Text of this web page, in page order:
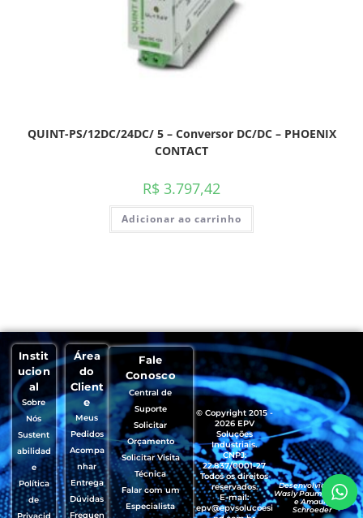
QUINT-PS/12DC/24DC/ 5 – Conversor DC/DC – PHOENIX
CONTACT
R$ 3.797,42
Adicionar ao carrinho
Instit
ucion
al
Sobre
Nós
Sustent
abilidad
e
Política
de
Área
do
Client
e
Meus
Pedidos
Acompa
nhar
Entrega
Dúvidas
Frequen
Fale
Conosco
Central de
Suporte
Solicitar
Orçamento
Solicitar Visita
Técnica
Falar com um
Especialista
© Copyright 2015 -
2026 EPV
Soluções
Industriais.
CNPJ:
22.837/0001-27
Todos os direitos
reservados.
E-mail:
epv@epvsolucoesi
Desenvolvido por
Wasly Paumgartten
e Amaury
Schroeder